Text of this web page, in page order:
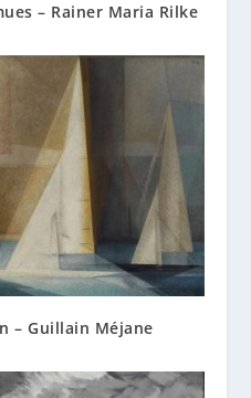
– Rainer Maria Rilke
– Guillain Méjane